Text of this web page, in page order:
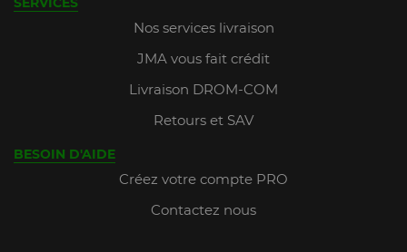
Nos services livraison
JMA vous fait crédit
Livraison DROM-COM
Retours et SAV
BESOIN D'AIDE
Créez votre compte PRO
Contactez nous